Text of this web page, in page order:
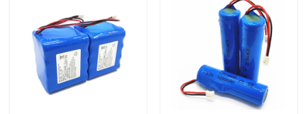
Über uns
Fabrik-Ausflug